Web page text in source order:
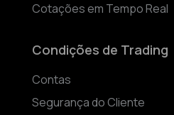
Cotações em Tempo Real
Condições de Trading
Contas
Segurança do Cliente